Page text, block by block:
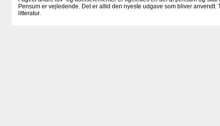
Pensum er vejledende. Det er altid den nyeste udgave som bliver
litteratur.